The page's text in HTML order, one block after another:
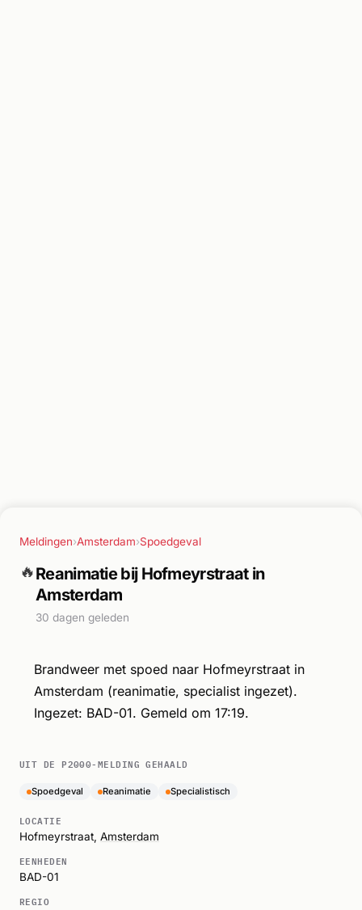
Meldingen›Amsterdam›Spoedgeval
🔥Reanimatie bij Hofmeyrstraat in
Amsterdam
30 dagen geleden
Brandweer met spoed naar Hofmeyrstraat in
Amsterdam (reanimatie, specialist ingezet).
Ingezet: BAD-01. Gemeld om 17:19.
UIT DE P2000-MELDING GEHAALD
Spoedgeval Reanimatie Specialistisch
LOCATIE
Hofmeyrstraat, Amsterdam
EENHEDEN
BAD-01
REGIO